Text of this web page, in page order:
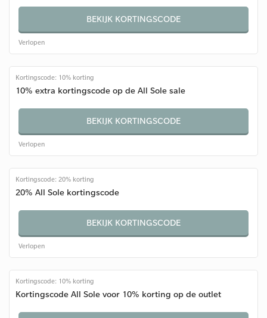
BEKIJK KORTINGSCODE
Verlopen
Kortingscode: 10% korting
10% extra kortingscode op de All Sole sale
BEKIJK KORTINGSCODE
Verlopen
Kortingscode: 20% korting
20% All Sole kortingscode
BEKIJK KORTINGSCODE
Verlopen
Kortingscode: 10% korting
Kortingscode All Sole voor 10% korting op de outlet